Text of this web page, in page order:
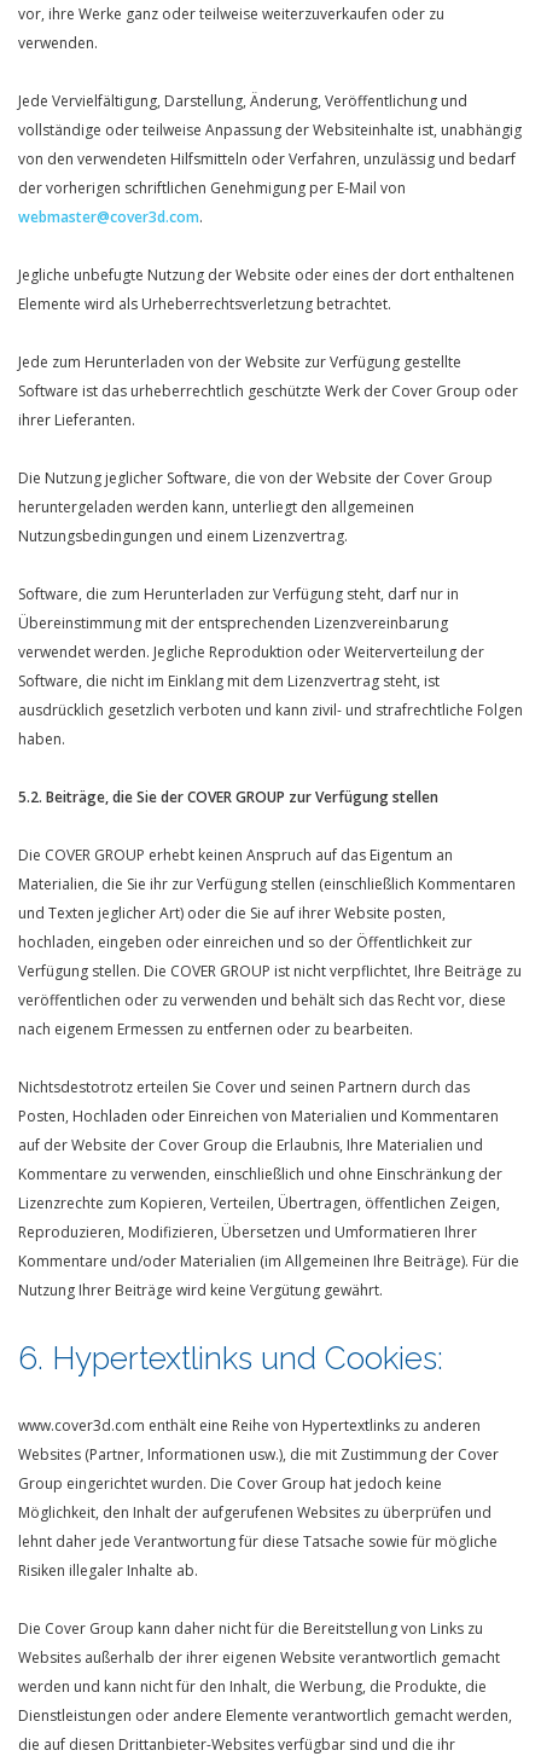
vor, ihre Werke ganz oder teilweise weiterzuverkaufen oder zu
verwenden.
Jede Vervielfältigung, Darstellung, Änderung, Veröffentlichung und
vollständige oder teilweise Anpassung der Websiteinhalte ist, unabhängig
von den verwendeten Hilfsmitteln oder Verfahren, unzulässig und bedarf
der vorherigen schriftlichen Genehmigung per E-Mail von
webmaster@cover3d.com.
Jegliche unbefugte Nutzung der Website oder eines der dort enthaltenen
Elemente wird als Urheberrechtsverletzung betrachtet.
Jede zum Herunterladen von der Website zur Verfügung gestellte
Software ist das urheberrechtlich geschützte Werk der Cover Group oder
ihrer Lieferanten.
Die Nutzung jeglicher Software, die von der Website der Cover Group
heruntergeladen werden kann, unterliegt den allgemeinen
Nutzungsbedingungen und einem Lizenzvertrag.
Software, die zum Herunterladen zur Verfügung steht, darf nur in
Übereinstimmung mit der entsprechenden Lizenzvereinbarung
verwendet werden. Jegliche Reproduktion oder Weiterverteilung der
Software, die nicht im Einklang mit dem Lizenzvertrag steht, ist
ausdrücklich gesetzlich verboten und kann zivil- und strafrechtliche Folgen
haben.
5.2. Beiträge, die Sie der COVER GROUP zur Verfügung stellen
Die COVER GROUP erhebt keinen Anspruch auf das Eigentum an
Materialien, die Sie ihr zur Verfügung stellen (einschließlich Kommentaren
und Texten jeglicher Art) oder die Sie auf ihrer Website posten,
hochladen, eingeben oder einreichen und so der Öffentlichkeit zur
Verfügung stellen. Die COVER GROUP ist nicht verpflichtet, Ihre Beiträge zu
veröffentlichen oder zu verwenden und behält sich das Recht vor, diese
nach eigenem Ermessen zu entfernen oder zu bearbeiten.
Nichtsdestotrotz erteilen Sie Cover und seinen Partnern durch das
Posten, Hochladen oder Einreichen von Materialien und Kommentaren
auf der Website der Cover Group die Erlaubnis, Ihre Materialien und
Kommentare zu verwenden, einschließlich und ohne Einschränkung der
Lizenzrechte zum Kopieren, Verteilen, Übertragen, öffentlichen Zeigen,
Reproduzieren, Modifizieren, Übersetzen und Umformatieren Ihrer
Kommentare und/oder Materialien (im Allgemeinen Ihre Beiträge). Für die
Nutzung Ihrer Beiträge wird keine Vergütung gewährt.
6. Hypertextlinks und Cookies:
www.cover3d.com enthält eine Reihe von Hypertextlinks zu anderen
Websites (Partner, Informationen usw.), die mit Zustimmung der Cover
Group eingerichtet wurden. Die Cover Group hat jedoch keine
Möglichkeit, den Inhalt der aufgerufenen Websites zu überprüfen und
lehnt daher jede Verantwortung für diese Tatsache sowie für mögliche
Risiken illegaler Inhalte ab.
Die Cover Group kann daher nicht für die Bereitstellung von Links zu
Websites außerhalb der ihrer eigenen Website verantwortlich gemacht
werden und kann nicht für den Inhalt, die Werbung, die Produkte, die
Dienstleistungen oder andere Elemente verantwortlich gemacht werden,
die auf diesen Drittanbieter-Websites verfügbar sind und die ihr